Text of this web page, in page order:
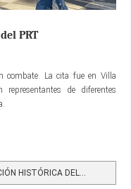
PRT
combate. La cita fue en Villa
de diferentes
HISTÓRICA DEL...